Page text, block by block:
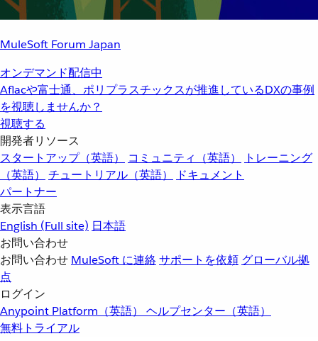
MuleSoft Forum Japan
オンデマンド配信中
Aflacや富士通、ポリプラスチックスが推進しているDXの事例
を視聴しませんか？
視聴する
開発者リソース
スタートアップ（英語）
コミュニティ（英語）
トレーニング
（英語）
チュートリアル（英語）
ドキュメント
パートナー
表示言語
English (Full site) 日本語
お問い合わせ
お問い合わせ MuleSoft に連絡サポートを依頼 グローバル拠
点
ログイン
Anypoint Platform（英語） ヘルプセンター（英語）
無料トライアル